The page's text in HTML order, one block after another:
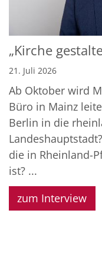
„Kirche
21. Juli 2026
Ab Oktober wird
Büro in Mainz
Berlin in die
die in Rheinland-
ist? ...
zum Interview